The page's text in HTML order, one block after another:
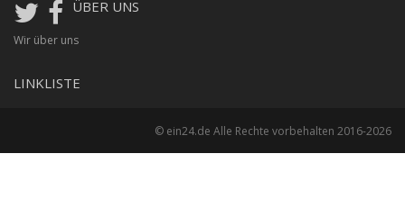
ÜBER UNS
Wir über uns
LINKLISTE
© ein24.de Alle Rechte vorbehalten 2016-2026